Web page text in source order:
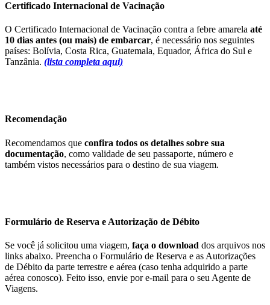
Certificado Internacional de Vacinação
O Certificado Internacional de Vacinação contra a febre amarela até
10 dias antes (ou mais) de embarcar, é necessário nos seguintes
países: Bolívia, Costa Rica, Guatemala, Equador, África do Sul e
Tanzânia. (lista completa aqui)
Recomendação
Recomendamos que confira todos os detalhes sobre sua
documentação, como validade de seu passaporte, número e
também vistos necessários para o destino de sua viagem.
Formulário de Reserva e Autorização de Débito
Se você já solicitou uma viagem, faça o download dos arquivos nos
links abaixo. Preencha o Formulário de Reserva e as Autorizações
de Débito da parte terrestre e aérea (caso tenha adquirido a parte
aérea conosco). Feito isso, envie por e-mail para o seu Agente de
Viagens.